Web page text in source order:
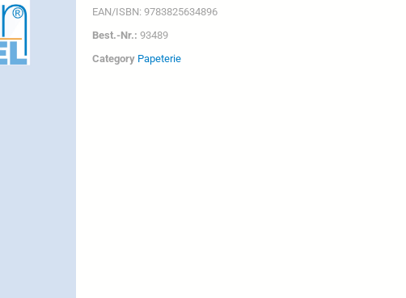
EAN/ISBN: 9783825634896
Best.-Nr.: 93489
Category Papeterie